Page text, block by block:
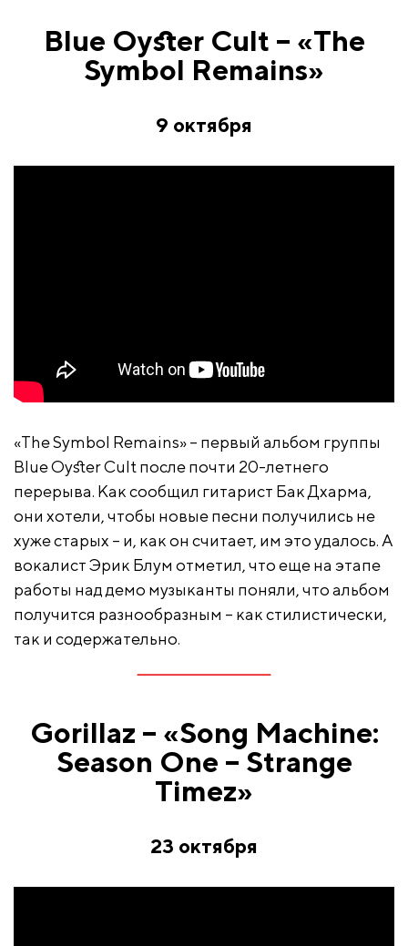
Blue Oyster Cult – «The
Symbol Remains»
9 октября
«The Symbol Remains» – первый альбом группы
Blue Oyster Cult после почти 20-летнего
перерыва. Как сообщил гитарист Бак Дхарма,
они хотели, чтобы новые песни получились не
хуже старых – и, как он считает, им это удалось. А
вокалист Эрик Блум отметил, что еще на этапе
работы над демо музыканты поняли, что альбом
получится разнообразным – как стилистически,
так и содержательно.
Gorillaz – «Song Machine:
Season One – Strange
Timez»
23 октября